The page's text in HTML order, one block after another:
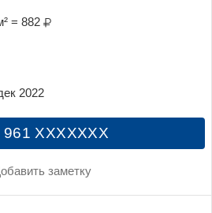
= 882
961 XXXXXXX
заметку
2022